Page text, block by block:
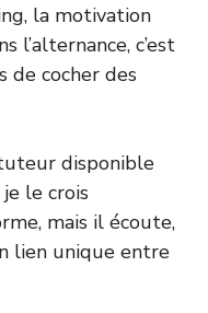
la motivation
l’alternance, c’est
de cocher des
disponible
le crois
mais il écoute,
lien unique entre